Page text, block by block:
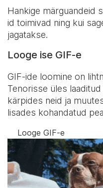
Hankige märguandeid
id toimivad ning kui
jagatakse.
Looge ise GIF-e
GIF-ide loomine on
Tenorisse üles
kärpides neid ja
lisades kohandatud
Looge GIF-e